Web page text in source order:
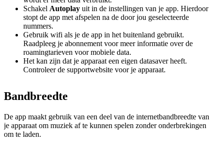
Schakel Autoplay uit in de instellingen van je app. Hierdoor
stopt de app met afspelen na de door jou geselecteerde
nummers.
Gebruik wifi als je de app in het buitenland gebruikt.
Raadpleeg je abonnement voor meer informatie over de
roamingtarieven voor mobiele data.
Het kan zijn dat je apparaat een eigen datasaver heeft.
Controleer de supportwebsite voor je apparaat.
Bandbreedte
De app maakt gebruik van een deel van de internetbandbreedte van
je apparaat om muziek af te kunnen spelen zonder onderbrekingen
om te laden.